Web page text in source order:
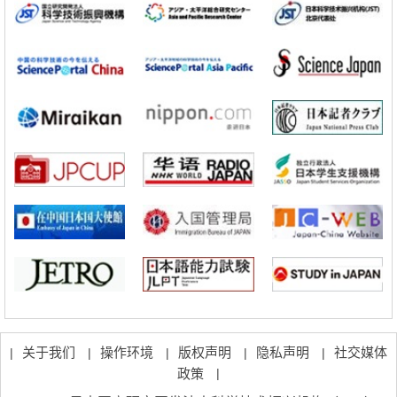
苍白球外节部体积增大
科学研究
化，研发出面向单细胞质谱成像的新技术
科学研究
基础设施
科学研究
产总研无需石油利用松脂制备石墨前驱体，可作为电池电极材料
政策
日本内阁会议通过《2026年综合创新战略》，将统筹推进科学研究与成
科学研究
广岛大学发现EB病毒致病的淋巴瘤等相关疾病治疗新线索，聚焦CD80
科学研究
东京大学调查300多人MRI图像发现精神分裂症患者脑部外形特征——
苍白球外节部体积增大
化，研发出面向单细胞质谱成像的新技术
| 关于我们 | 操作环境 | 版权声明 | 隐私声明 | 社交媒体
政策 |